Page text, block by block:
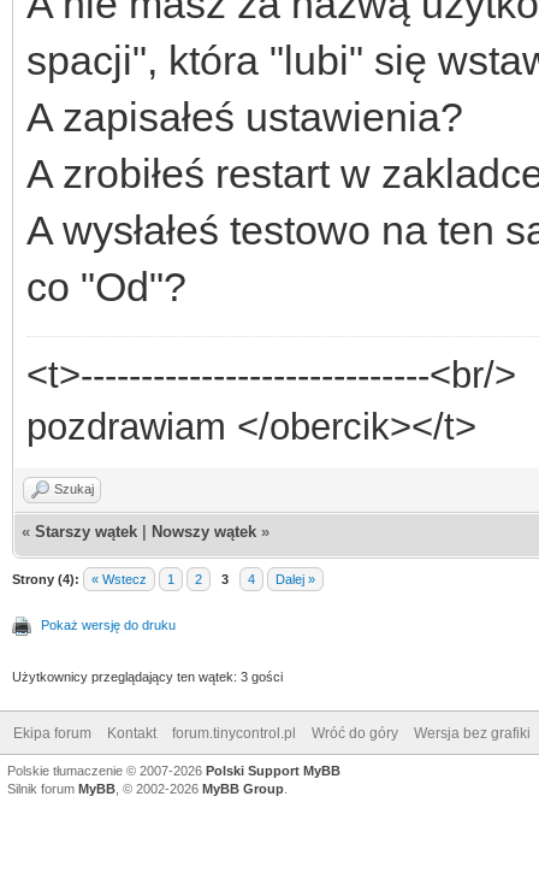
spacji", która "lubi" się
A zapisałeś ustawienia?
A zrobiłeś restart w
A wysłałeś testowo na ten
co "Od"?
<t>-----------------------------<br/>
pozdrawiam </obercik></t>
Szukaj
« Starszy wątek Nowszy wątek »
Strony (4): « Wstecz 1 2 3 4 Dalej »
Pokaż wersję do druku
Użytkownicy przeglądający ten wątek: 3 gości
Ekipa forum Kontakt forum.tinycontrol.pl Wróć do góry Wersja bez grafiki
Polskie tłumaczenie © 2007-2026 Polski Support MyBB
Silnik forum MyBB , © 2002-2026 MyBB Group